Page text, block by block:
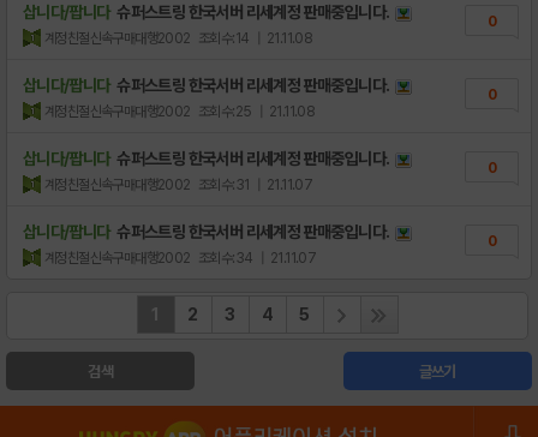
삽니다/팝니다 슈퍼스트링 한국서버 리세계정 판매중입니다.
계정친절신속구매대행2002 조회수:14 | 21.11.08
0
삽니다/팝니다 슈퍼스트링 한국서버 리세계정 판매중입니다.
계정친절신속구매대행2002 조회수:25 | 21.11.08
0
삽니다/팝니다 슈퍼스트링 한국서버 리세계정 판매중입니다.
계정친절신속구매대행2002 조회수:31 | 21.11.07
0
삽니다/팝니다 슈퍼스트링 한국서버 리세계정 판매중입니다.
계정친절신속구매대행2002 조회수:34 | 21.11.07
0
1 2 3 4 5
검색 글쓰기